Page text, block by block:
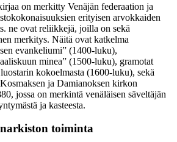
on merkitty Venäjän federaation ja
erityisen arvokkaiden
ne ovat reliikkejä, joilla on sekä
merkitys. Näitä ovat katkelma
evankeliumi” (1400-luku),
minea” (1500-luku), gramotat
kokoelmasta (1600-luku), sekä
ja Damianoksen kirkon
jossa on merkintä venäläisen säveltäjän
ja kasteesta.
toiminta